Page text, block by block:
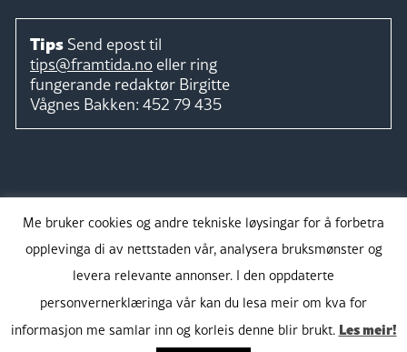
Tips Send epost til
tips@framtida.no eller ring
fungerande redaktør Birgitte
Vågnes Bakken: 452 79 435
Takk for støtta:
Me bruker cookies og andre tekniske løysingar for å forbetra
opplevinga di av nettstaden vår, analysera bruksmønster og
levera relevante annonser. I den oppdaterte
personvernerklæringa vår kan du lesa meir om kva for
informasjon me samlar inn og korleis denne blir brukt. Les meir!